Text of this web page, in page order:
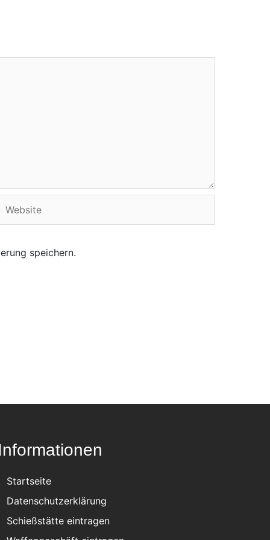
speichern.
Startseite
Datenschutzerklärung
Schießstätte eintragen